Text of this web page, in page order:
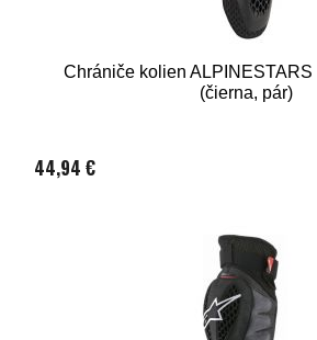
Chrániče kolien ALPINESTARS
(čierna, pár)
44,94 €